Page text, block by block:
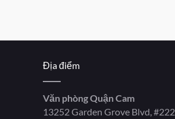
Địa điểm
Văn phòng Quận Cam
13252 Garden Grove Blvd, #222